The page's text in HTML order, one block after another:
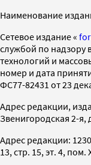
Наименование
Cетевое издание «
службой по надзору
технологий и
номер и дата
ФС77-82431 от 23
Адрес редакции,
Звенигородская 2-я,
Адрес редакции:
13, стр. 15, эт. 4, пом.